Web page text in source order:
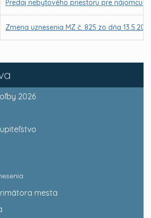
2026
mesta
Predaj nebytového priestoru pre nájomcu
Zmena uznesenia MZ č. 825 zo dňa